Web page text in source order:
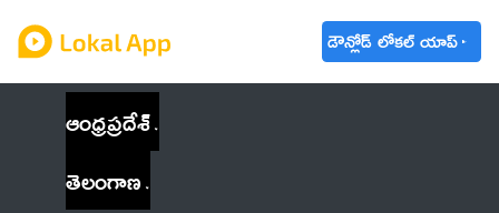
డౌన్లోడ్ లోకల్ యాప్
ఆంధ్రప్రదేశ్
తెలంగాణ